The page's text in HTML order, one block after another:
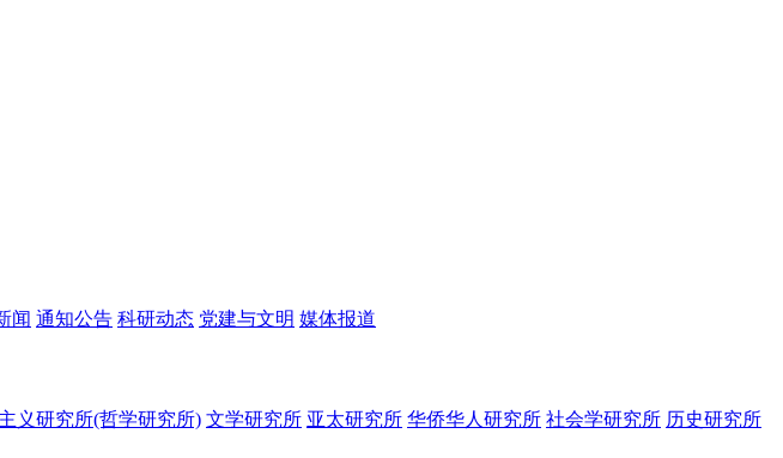
闻 通知公告 科研动态 党建与文明 媒体报道
义研究所(哲学研究所) 文学研究所 亚太研究所 华侨华人研究所 社会学研究所 历史研究所